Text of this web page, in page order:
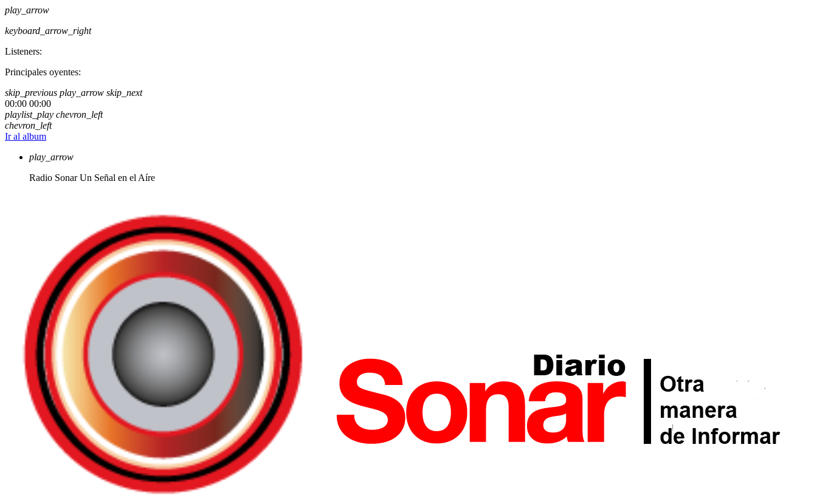
play_arrow
keyboard_arrow_right
Listeners:
Principales oyentes:
skip_previous play_arrow skip_next
00:00 00:00
playlist_play chevron_left
chevron_left
Ir al album
play_arrow
Radio Sonar Un Señal en el Aíre